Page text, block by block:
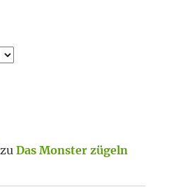
zuDas Monster zügeln